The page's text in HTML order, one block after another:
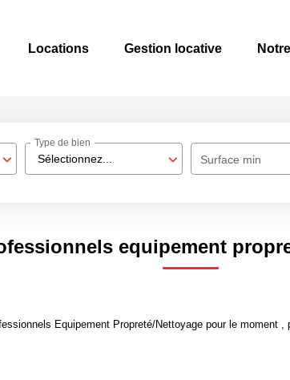
Locations Gestion locative
Sélectionnez...
Type de bien
Surface min
equipement
Equipement Propreté/Nettoyage pour le moment